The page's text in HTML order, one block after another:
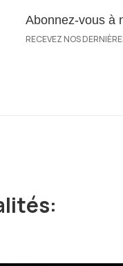
Abonnez-vous à
RECEVEZ NOS